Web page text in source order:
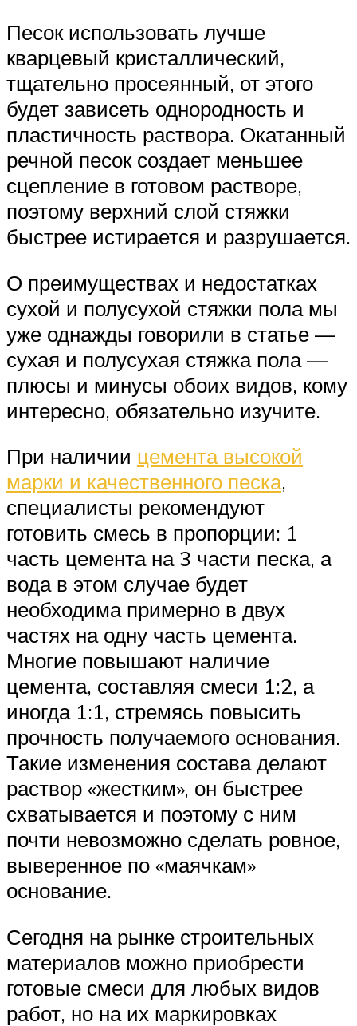
Песок использовать лучше
кварцевый кристаллический,
тщательно просеянный, от этого
будет зависеть однородность и
пластичность раствора. Окатанный
речной песок создает меньшее
сцепление в готовом растворе,
поэтому верхний слой стяжки
быстрее истирается и разрушается.
О преимуществах и недостатках
сухой и полусухой стяжки пола мы
уже однажды говорили в статье —
сухая и полусухая стяжка пола —
плюсы и минусы обоих видов, кому
интересно, обязательно изучите.
При наличии цемента высокой
марки и качественного песка,
специалисты рекомендуют
готовить смесь в пропорции: 1
часть цемента на 3 части песка, а
вода в этом случае будет
необходима примерно в двух
частях на одну часть цемента.
Многие повышают наличие
цемента, составляя смеси 1:2, а
иногда 1:1, стремясь повысить
прочность получаемого основания.
Такие изменения состава делают
раствор «жестким», он быстрее
схватывается и поэтому с ним
почти невозможно сделать ровное,
выверенное по «маячкам»
основание.
Сегодня на рынке строительных
материалов можно приобрести
готовые смеси для любых видов
работ, но на их маркировках